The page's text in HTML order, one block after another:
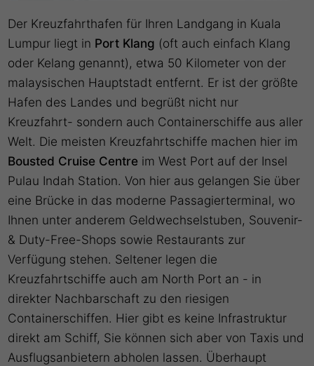
Der Kreuzfahrthafen für Ihren Landgang in Kuala
Lumpur liegt in Port Klang (oft auch einfach Klang
oder Kelang genannt), etwa 50 Kilometer von der
malaysischen Hauptstadt entfernt. Er ist der größte
Hafen des Landes und begrüßt nicht nur
Kreuzfahrt- sondern auch Containerschiffe aus aller
Welt. Die meisten Kreuzfahrtschiffe machen hier im
Bousted Cruise Centre im West Port auf der Insel
Pulau Indah Station. Von hier aus gelangen Sie über
eine Brücke in das moderne Passagierterminal, wo
Ihnen unter anderem Geldwechselstuben, Souvenir-
& Duty-Free-Shops sowie Restaurants zur
Verfügung stehen. Seltener legen die
Kreuzfahrtschiffe auch am North Port an - in
direkter Nachbarschaft zu den riesigen
Containerschiffen. Hier gibt es keine Infrastruktur
direkt am Schiff, Sie können sich aber von Taxis und
Ausflugsanbietern abholen lassen. Überhaupt